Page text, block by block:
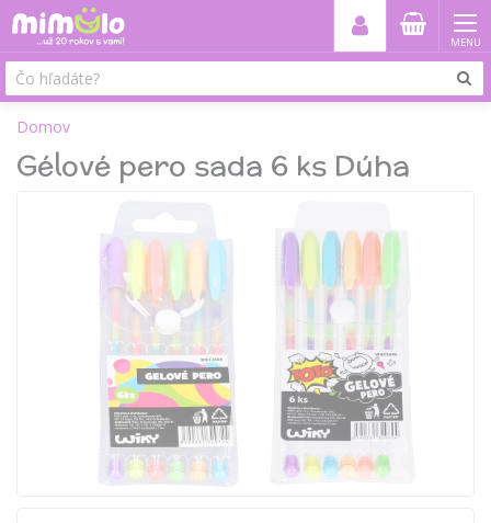
MENU
Domov
Gélové pero sada 6 ks Dúha